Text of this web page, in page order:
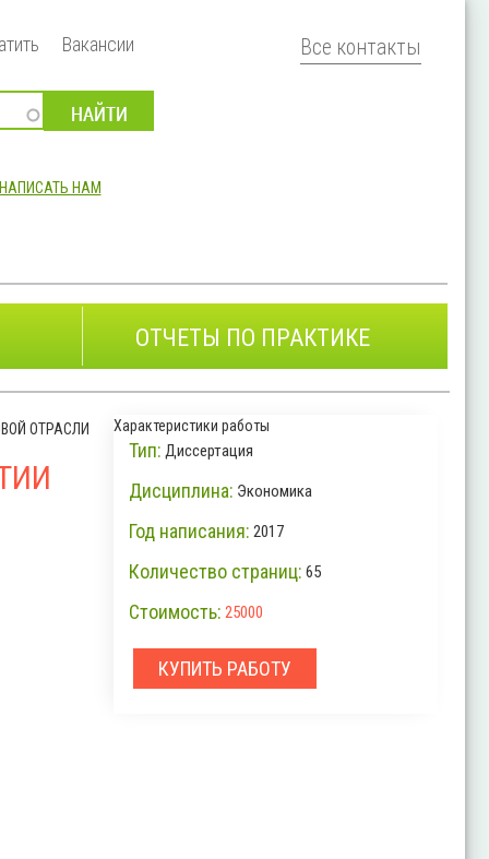
Вакансии
НАПИСАТЬ НАМ
Все контакты
ОТЧЕТЫ ПО ПРАКТИКЕ
ОТРАСЛИ Характеристики работы
Тип: Диссертация
Дисциплина: Экономика
Год написания: 2017
Количество страниц: 65
Стоимость: 25000
КУПИТЬ РАБОТУ